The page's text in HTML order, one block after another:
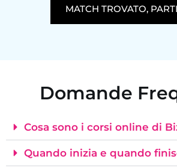
MATCH TROVATO,
Domande
Cosa sono i corsi online di
Quando inizia e quando